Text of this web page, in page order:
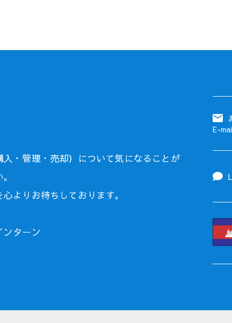
・管理・売却）について気になることが
よりお待ちしております。
ンターン
E-